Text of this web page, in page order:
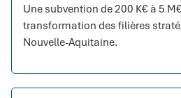
Une subvention de 200 K€ à 5
transformation des filières
Nouvelle-Aquitaine.